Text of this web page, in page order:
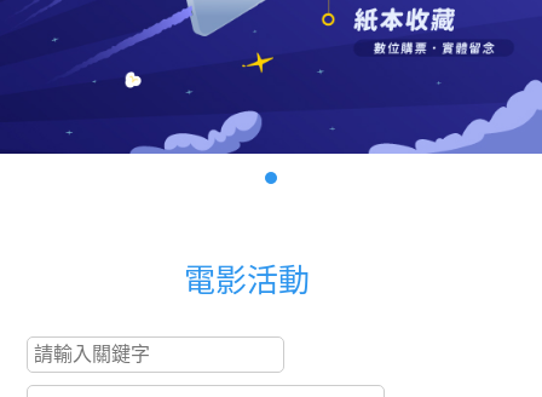
電影活動
商家介紹
商場活動
會員Q&A